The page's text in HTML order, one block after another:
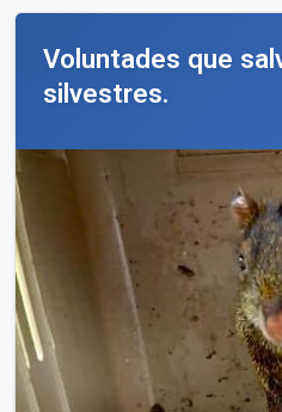
Voluntades que
silvestres.